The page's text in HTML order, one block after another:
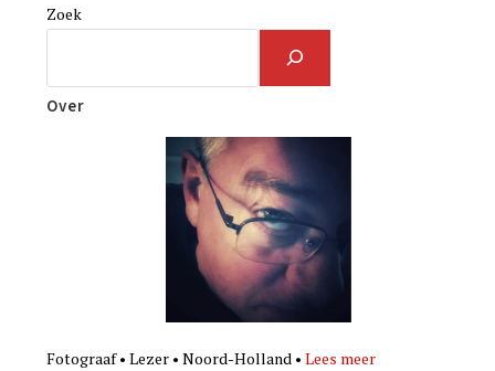
Zoek
Over
Fotograaf • Lezer • Noord-Holland •Lees meer